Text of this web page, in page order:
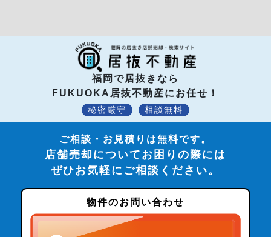
福岡で居抜きなら
FUKUOKA居抜不動産にお任せ！
秘密厳守 相談無料
ご相談・お見積りは無料です。
店舗売却についてお困りの際には
ぜひお気軽にご相談ください。
物件のお問い合わせ